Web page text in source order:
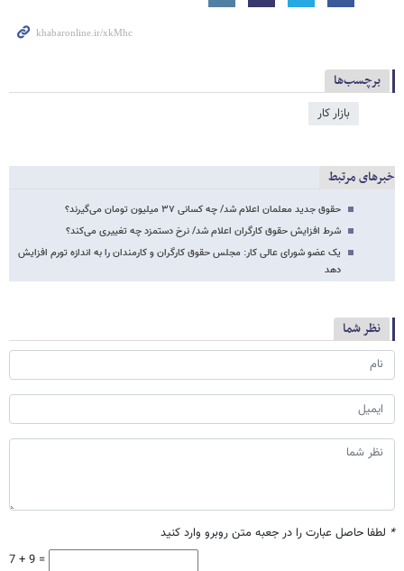
برچسب‌ها
بازار کار
خبرهای مرتبط
حقوق جدید معلمان اعلام شد/ چه کسانی ۳۷ میلیون تومان می‌گیرند؟
شرط افزایش حقوق کارگران اعلام شد/ نرخ دستمزد چه تغییری می‌کند؟
یک عضو شورای عالی کار: مجلس حقوق کارگران و کارمندان را به اندازه تورم افزایش
دهد
نظر شما
* لطفا حاصل عبارت را در جعبه متن روبرو وارد کنید
7 + 9 =